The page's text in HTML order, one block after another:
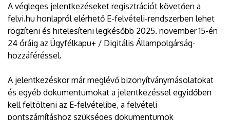
A végleges jelentkezéseket regisztrációt követően a
felvi.hu honlapról elérhető E-felvételi-rendszerben lehet
rögzíteni és hitelesíteni legkésőbb 2025. november 15-én
24 óráig az Ügyfélkapu+ / Digitális Állampolgárság-
hozzáféréssel.
A jelentkezéskor már meglévő bizonyítványmásolatokat
és egyéb dokumentumokat a jelentkezéssel egyidőben
kell feltölteni az E-felvételibe, a felvételi
pontszámításhoz szükséges dokumentumok